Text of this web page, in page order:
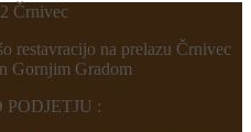
Črnivec
restavracijo na prelazu Črnivec
Gornjim Gradom
: